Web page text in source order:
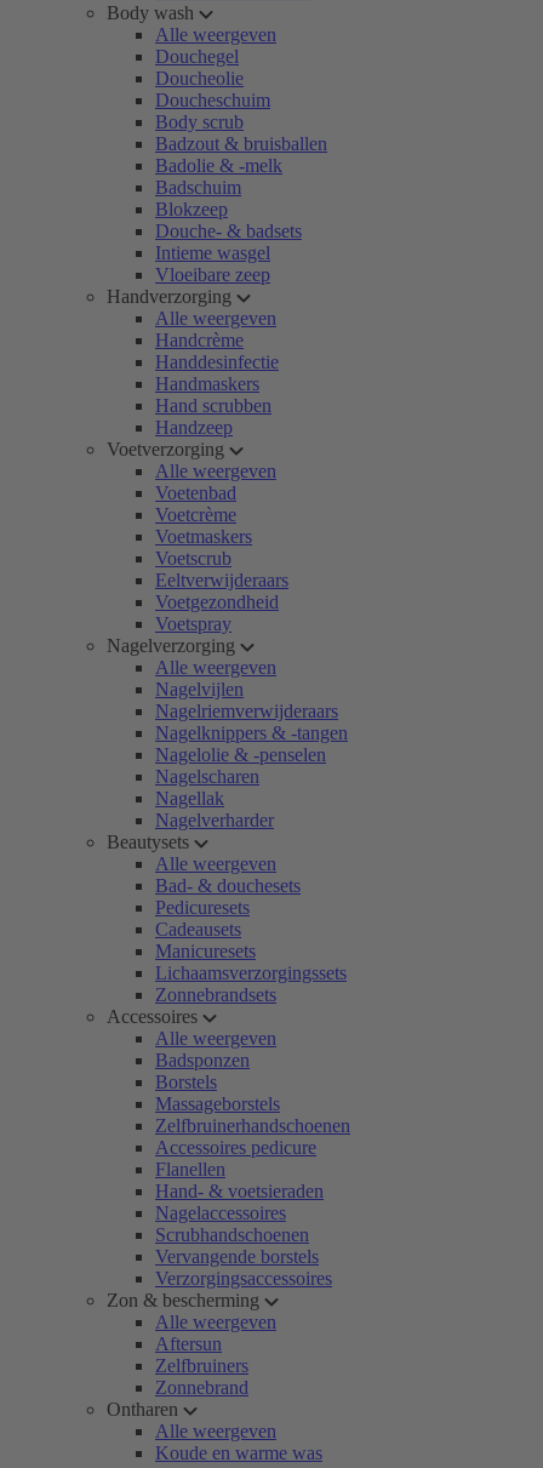
Body wash
Alle weergeven
Douchegel
Doucheolie
Doucheschuim
Body scrub
Badzout & bruisballen
Badolie & -melk
Badschuim
Blokzeep
Douche- & badsets
Intieme wasgel
Vloeibare zeep
Handverzorging
Alle weergeven
Handcrème
Handdesinfectie
Handmaskers
Hand scrubben
Handzeep
Voetverzorging
Alle weergeven
Voetenbad
Voetcrème
Voetmaskers
Voetscrub
Eeltverwijderaars
Voetgezondheid
Voetspray
Nagelverzorging
Alle weergeven
Nagelvijlen
Nagelriemverwijderaars
Nagelknippers & -tangen
Nagelolie & -penselen
Nagelscharen
Nagellak
Nagelverharder
Beautysets
Alle weergeven
Bad- & douchesets
Pedicuresets
Cadeausets
Manicuresets
Lichaamsverzorgingssets
Zonnebrandsets
Accessoires
Alle weergeven
Badsponzen
Borstels
Massageborstels
Zelfbruinerhandschoenen
Accessoires pedicure
Flanellen
Hand- & voetsieraden
Nagelaccessoires
Scrubhandschoenen
Vervangende borstels
Verzorgingsaccessoires
Zon & bescherming
Alle weergeven
Aftersun
Zelfbruiners
Zonnebrand
Ontharen
Alle weergeven
Koude en warme was